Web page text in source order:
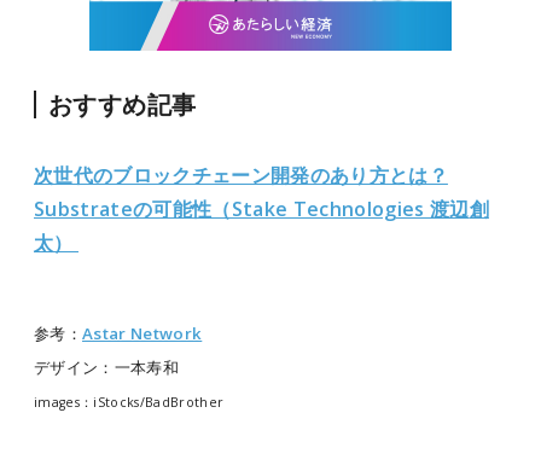
おすすめ記事
次世代のブロックチェーン開発のあり方とは？
Substrateの可能性（Stake Technologies 渡辺創
太）
参考： Astar Network
デザイン：一本寿和
images：iStocks/BadBrother